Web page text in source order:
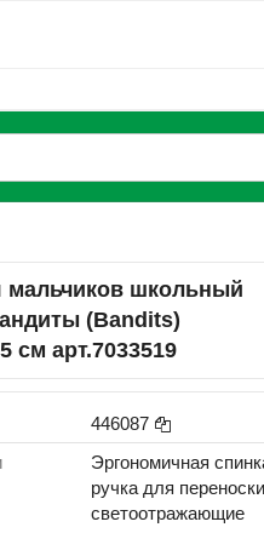
мальчиков школьный
(Bandits)
см арт.7033519
446087
Эргономичная
ручка для
светоотражающие